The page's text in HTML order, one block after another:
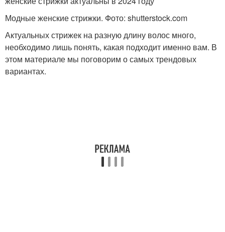
Модные женские стрижки. Фото: shutterstock.com
Актуальных стрижек на разную длину волос много,
необходимо лишь понять, какая подходит именно вам. В
этом материале мы поговорим о самых трендовых
вариантах.